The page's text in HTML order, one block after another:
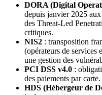
DORA (Digital
depuis janvier 2025
des Threat-Led
critiques.
NIS2 : transposition
(opérateurs de services
une gestion des
PCI DSS v4.0 :
des paiements par carte.
HDS (Hébergeur de